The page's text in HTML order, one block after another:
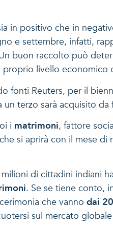
in positivo che in
e settembre, infatti,
buon raccolto può
livello
fonti Reuters, per il
terzo sarà acquisito
i matrimoni, fattore
si aprirà con il mese
di cittadini indiani
. Se se tiene conto,
che vanno dai
sul mercato